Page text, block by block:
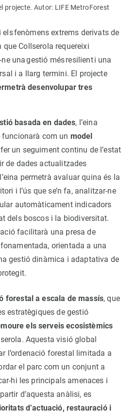
projecte. Autor: LIFE MetroForest
fenòmens extrems derivats de
Collserola requereixi
una gestió més resilient i una
i a llarg termini. El projecte
desenvolupar tres
basada en dades, l’eina
com un model
un seguiment continu de l’estat
de dades actualitzades
permetrà avaluar quina és la
i l’ús que se’n fa, analitzar-ne
automàticament indicadors
dels boscos i la biodiversitat.
facilitarà una presa de
orientada a una
gestió dinàmica i adaptativa de
forestal a escala de massís, que
estratègiques de gestió
els serveis ecosistèmics
Aquesta visió global
l’ordenació forestal limitada a
el parc com un conjunt a
hi les principals amenaces i
d’aquesta anàlisi, es
d’actuació, restauració i